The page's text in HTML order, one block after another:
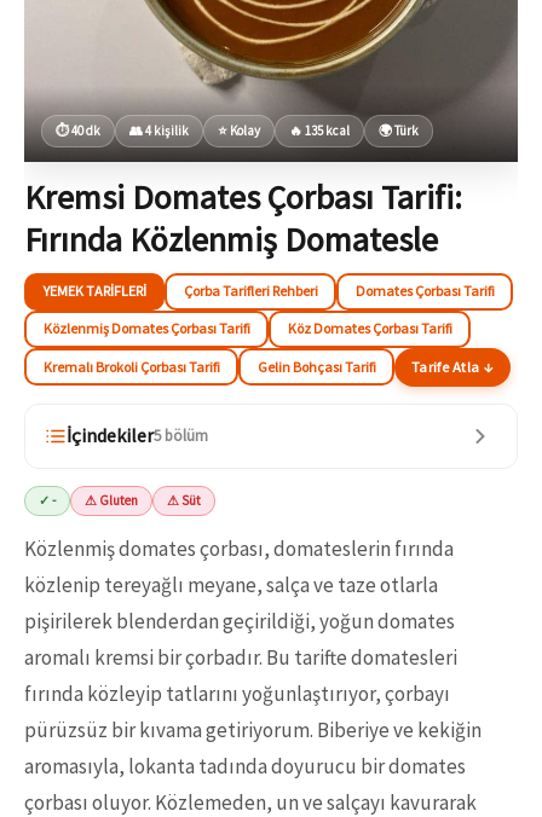
⏱ 40 dk 👥 4 kişilik ⭐ Kolay 🔥 135 kcal 🌍 Türk
Kremsi Domates Çorbası Tarifi:
Fırında Közlenmiş Domatesle
YEMEK TARIFLERI Çorba Tarifleri Rehberi Domates Çorbası Tarifi
Közlenmiş Domates Çorbası Tarifi Köz Domates Çorbası Tarifi
Kremalı Brokoli Çorbası Tarifi Gelin Bohçası Tarifi Tarife Atla ↓
İçindekiler5 bölüm
✓ - ⚠ Gluten ⚠ Süt
Közlenmiş domates çorbası, domateslerin fırında
közlenip tereyağlı meyane, salça ve taze otlarla
pişirilerek blenderdan geçirildiği, yoğun domates
aromalı kremsi bir çorbadır. Bu tarifte domatesleri
fırında közleyip tatlarını yoğunlaştırıyor, çorbayı
pürüzsüz bir kıvama getiriyorum. Biberiye ve kekiğin
aromasıyla, lokanta tadında doyurucu bir domates
çorbası oluyor. Közlemeden, un ve salçayı kavurarak